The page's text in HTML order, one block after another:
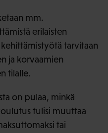
mm.
erilaisten
kehittämistyötä tarvitaan
ja korvaamien
tilalle.
on pulaa, minkä
tulisi muuttaa
tai